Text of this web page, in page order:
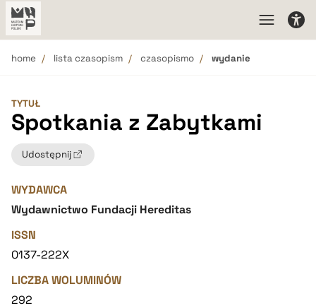
home lista czasopism czasopismo wydanie
TYTUŁ
Spotkania z Zabytkami
Udostępnij
WYDAWCA
Wydawnictwo Fundacji Hereditas
ISSN
0137-222X
LICZBA WOLUMINÓW
292